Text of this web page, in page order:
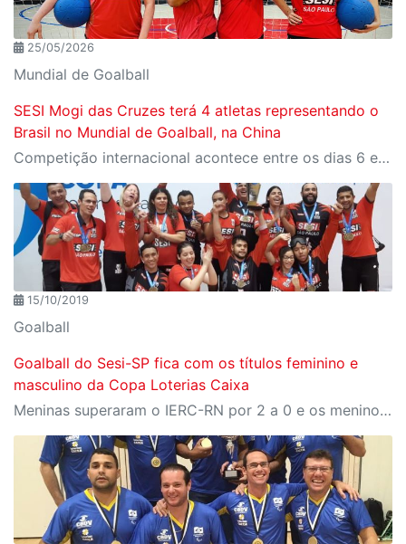
25/05/2026
Mundial de Goalball
SESI Mogi das Cruzes terá 4 atletas representando o
Brasil no Mundial de Goalball, na China
Competição internacional acontece entre os dias 6 e 16 de junho, na cidade de Hangzhou.
15/10/2019
Goalball
Goalball do Sesi-SP fica com os títulos feminino e
masculino da Copa Loterias Caixa
Meninas superaram o IERC-RN por 2 a 0 e os meninos venceram o Santos por 10 a 4